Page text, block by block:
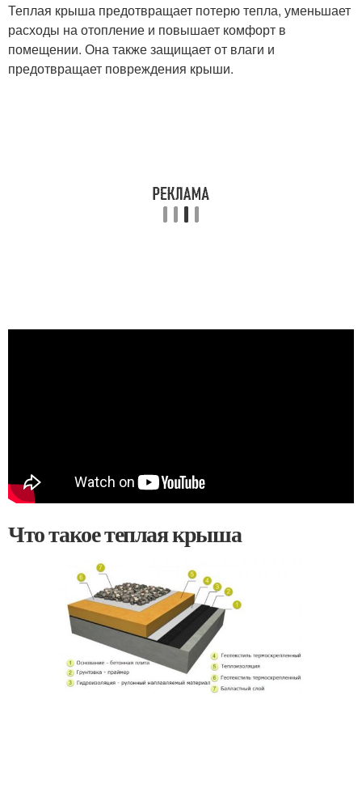
Теплая крыша предотвращает потерю тепла, уменьшает
расходы на отопление и повышает комфорт в
помещении. Она также защищает от влаги и
предотвращает повреждения крыши.
Что такое теплая крыша